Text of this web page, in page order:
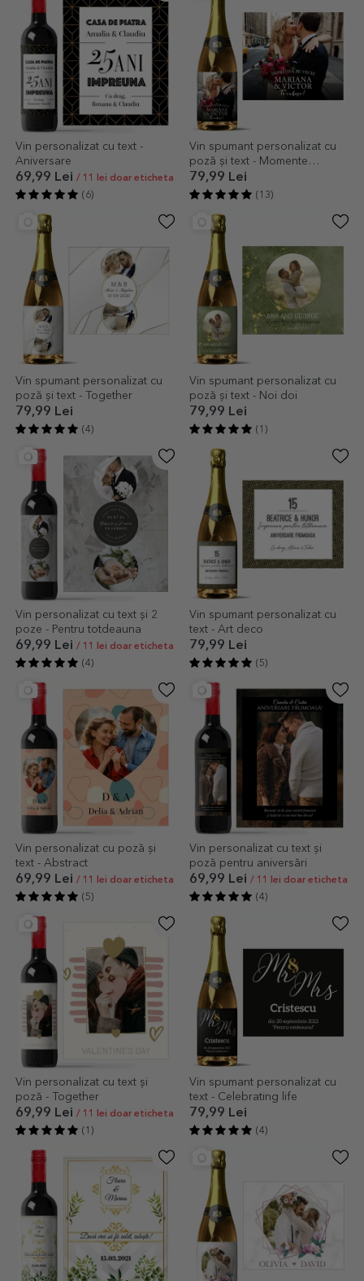
Vin personalizat cu text -
Aniversare
69,99 Lei / 11 lei doar eticheta
(6)
Vin spumant personalizat cu
poză și text - Momente
pretioase
79,99 Lei
(13)
Vin spumant personalizat cu
poză și text - Together
79,99 Lei
(4)
Vin spumant personalizat cu
poză și text - Noi doi
79,99 Lei
(1)
Vin personalizat cu text și 2
poze - Pentru totdeauna
69,99 Lei / 11 lei doar eticheta
(4)
Vin spumant personalizat cu
text - Art deco
79,99 Lei
(5)
Vin personalizat cu poză și
text - Abstract
69,99 Lei / 11 lei doar eticheta
(5)
Vin personalizat cu text și
poză pentru aniversări
69,99 Lei / 11 lei doar eticheta
(4)
Vin personalizat cu text și
poză - Together
69,99 Lei / 11 lei doar eticheta
(1)
Vin spumant personalizat cu
text - Celebrating life
79,99 Lei
(4)